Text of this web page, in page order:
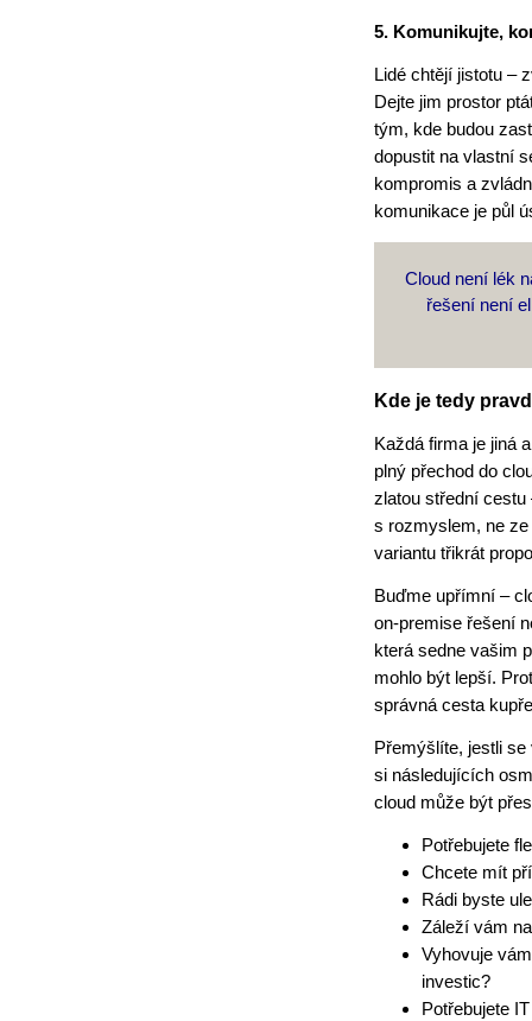
5. Komunikujte,
Lidé chtějí jistotu –
Dejte jim prostor
tým, kde budou
dopustit na vlastní
kompromis a
komunikace je půl
Cloud není lék
řešení není
Kde je tedy
Každá firma je jiná
plný přechod do
zlatou střední
s rozmyslem, ne ze
variantu třikrát
Buďme upřímní –
on-premise řešení
která sedne vašim
mohlo být lepší.
správná cesta
Přemýšlíte, jestli
si následujících
cloud může být
Potřebujete
Chcete mít
Rádi byste
Záleží vám
Vyhovuje
investic?
Potřebujete